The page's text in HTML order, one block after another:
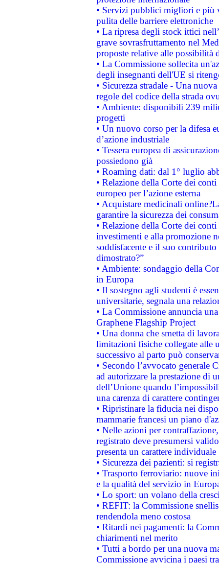
• Servizi pubblici migliori e più
pulita delle barriere elettroniche
• La ripresa degli stock ittici
grave sovrasfruttamento nel
proposte relative alle possibilità
• La Commissione sollecita
degli insegnanti dell'UE si
• Sicurezza stradale - Una
regole del codice della strada
• Ambiente: disponibili 239
progetti
• Un nuovo corso per la difesa
d’azione industriale
• Tessera europea di
possiedono già
• Roaming dati: dal 1° luglio
• Relazione della Corte dei
europeo per l’azione esterna
• Acquistare medicinali
garantire la sicurezza dei
• Relazione della Corte dei
investimenti e alla promozione
soddisfacente e il suo
dimostrato?”
• Ambiente: sondaggio della
in Europa
• Il sostegno agli studenti è
universitarie, segnala una
• La Commissione annuncia
Graphene Flagship Project
• Una donna che smetta di
limitazioni fisiche collegate alle
successivo al parto può
• Secondo l’avvocato
ad autorizzare la prestazione di
dell’Unione quando
una carenza di carattere
• Ripristinare la fiducia nei
mammarie francesi un piano
• Nelle azioni per
registrato deve presumersi
presenta un carattere individuale
• Sicurezza dei pazienti: si
• Trasporto ferroviario: nuove
e la qualità del servizio in
• Lo sport: un volano della
• REFIT: la Commissione
rendendola meno costosa
• Ritardi nei pagamenti: la
chiarimenti nel merito
• Tutti a bordo per una nuova
Commissione avvicina i paesi